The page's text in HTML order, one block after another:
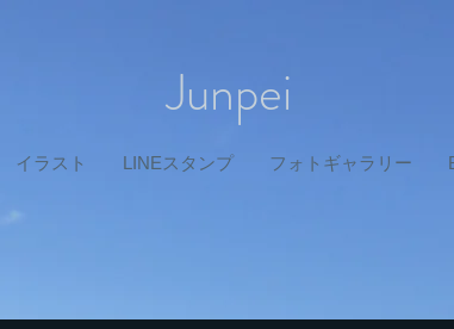
Junpei
イラスト LINEスタンプ フォトギャラリー